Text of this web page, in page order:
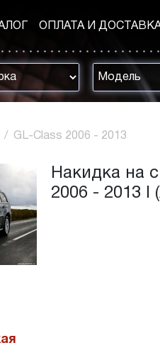
ОПЛАТА И
GL-Class 2006 - 2013
Накидка на
2006 - 2013 I